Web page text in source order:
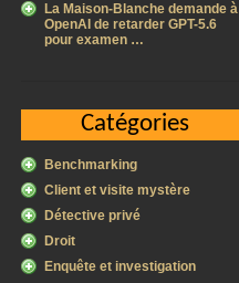
La Maison-Blanche demande à
OpenAI de retarder GPT-5.6
pour examen …
Catégories
Benchmarking
Client et visite mystère
Détective privé
Droit
Enquête et investigation